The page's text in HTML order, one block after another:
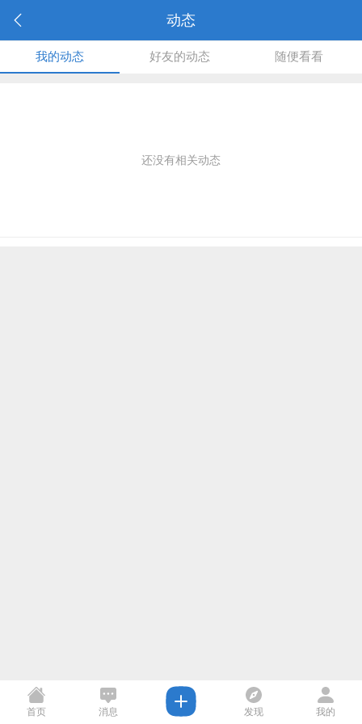
动态
我的动态 好友的动态 随便看看
还没有相关动态
首页 消息 发现 我的